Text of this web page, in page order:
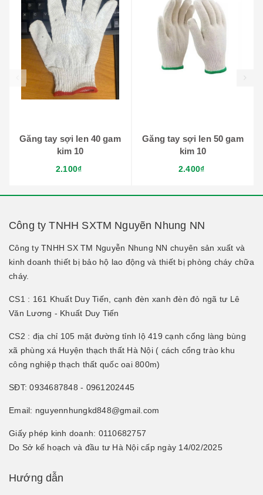
Găng tay sợi len 40 gam
kim 10
2.100₫
Găng tay sợi len 50 gam
kim 10
2.400₫
Công ty TNHH SXTM Nguyẽn Nhung NN
Công ty TNHH SX TM Nguyễn Nhung NN chuyên sản xuất và
kinh doanh thiết bị bảo hộ lao động và thiết bị phòng cháy chữa
cháy.
CS1 : 161 Khuất Duy Tiến, cạnh đèn xanh đèn đỏ ngã tư Lê
Văn Lương - Khuất Duy Tiến
CS2 : địa chỉ 105 mặt đường tỉnh lộ 419 cạnh cổng làng bùng
xã phùng xá Huyện thạch thất Hà Nội ( cách cổng trào khu
công nghiệp thạch thất quốc oai 800m)
SĐT: 0934687848 - 0961202445
Email: nguyennhungkd848@gmail.com
Giấy phép kinh doanh: 0110682757
Do Sở kế hoạch và đầu tư Hà Nội cấp ngày 14/02/2025
Hướng dẫn